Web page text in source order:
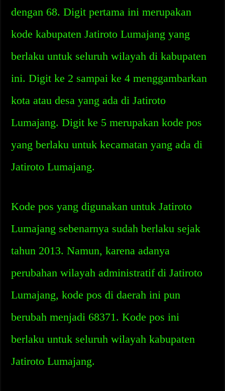
dengan 68. Digit pertama ini merupakan
kode kabupaten Jatiroto Lumajang yang
berlaku untuk seluruh wilayah di kabupaten
ini. Digit ke 2 sampai ke 4 menggambarkan
kota atau desa yang ada di Jatiroto
Lumajang. Digit ke 5 merupakan kode pos
yang berlaku untuk kecamatan yang ada di
Jatiroto Lumajang.
Kode pos yang digunakan untuk Jatiroto
Lumajang sebenarnya sudah berlaku sejak
tahun 2013. Namun, karena adanya
perubahan wilayah administratif di Jatiroto
Lumajang, kode pos di daerah ini pun
berubah menjadi 68371. Kode pos ini
berlaku untuk seluruh wilayah kabupaten
Jatiroto Lumajang.